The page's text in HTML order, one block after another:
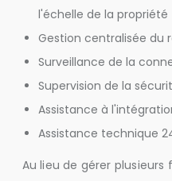
l'échelle de la propriété
Gestion centralisée du
Surveillance de la
Supervision de la
Assistance à
Assistance technique
Au lieu de gérer plusieurs